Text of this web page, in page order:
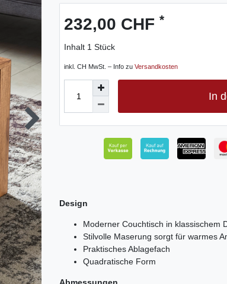
232,00 CHF *
Inhalt 1 Stück
inkl. CH MwSt. – Info zu Versandkosten
In
Design
Moderner Couchtisch in klassischem
Stilvolle Maserung sorgt für warmes
Praktisches Ablagefach
Quadratische Form